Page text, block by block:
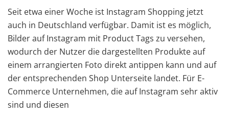
Seit etwa einer Woche ist Instagram Shopping jetzt
auch in Deutschland verfügbar. Damit ist es möglich,
Bilder auf Instagram mit Product Tags zu versehen,
wodurch der Nutzer die dargestellten Produkte auf
einem arrangierten Foto direkt antippen kann und auf
der entsprechenden Shop Unterseite landet. Für E-
Commerce Unternehmen, die auf Instagram sehr aktiv
sind und diesen